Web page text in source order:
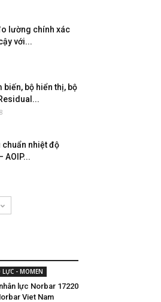
lường chính xác
với...
biến, bộ hiển thị, bộ
chuẩn nhiệt độ
AOIP...
LỰC - MOMEN
lực Norbar 17220
Viet Nam